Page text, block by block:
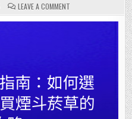
LEAVE A COMMENTON
香
港
何
選
擇、
使
用
及